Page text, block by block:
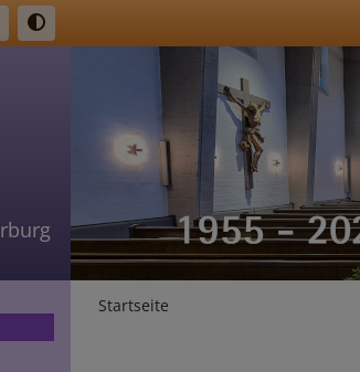
Breadcrumb
Startseite